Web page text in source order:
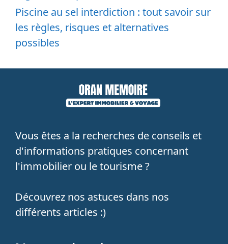
Piscine au sel interdiction : tout savoir sur
les règles, risques et alternatives
possibles
Vous êtes a la recherches de conseils et
d'informations pratiques concernant
l'immobilier ou le tourisme ?
Découvrez nos astuces dans nos
différents articles :)